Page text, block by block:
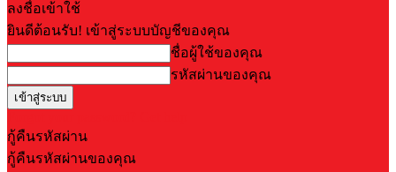
ลงชื่อเข้าใช้
ยินดีต้อนรับ! เข้าสู่ระบบบัญชีของคุณ
ชื่อผู้ใช้ของคุณ
รหัสผ่านของคุณ
กู้คืนรหัสผ่าน
กู้คืนรหัสผ่านของคุณ